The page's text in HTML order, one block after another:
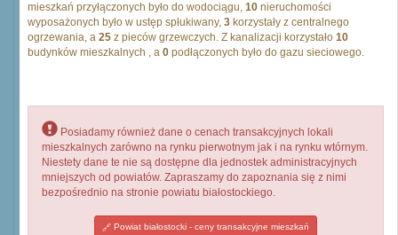
mieszkań przyłączonych było do wodociągu, 10 nieruchomości
wyposażonych było w ustęp spłukiwany, 3 korzystały z centralnego
ogrzewania, a 25 z pieców grzewczych. Z kanalizacji korzystało 10
budynków mieszkalnych , a 0 podłączonych było do gazu sieciowego.
Posiadamy również dane o cenach transakcyjnych lokali
mieszkalnych zarówno na rynku pierwotnym jak i na rynku wtórnym.
Niestety dane te nie są dostępne dla jednostek administracyjnych
mniejszych od powiatów. Zapraszamy do zapoznania się z nimi
bezpośrednio na stronie powiatu białostockiego.
Powiat białostocki - ceny transakcyjne mieszkań